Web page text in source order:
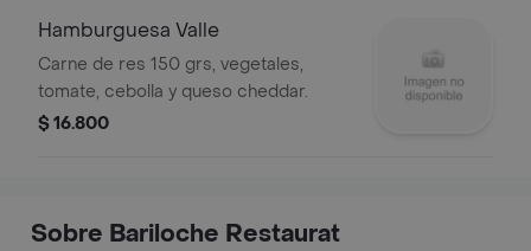
Hamburguesa Valle
Carne de res 150 grs, vegetales,
tomate, cebolla y queso cheddar.
$ 16.800
Sobre Bariloche Restaurat